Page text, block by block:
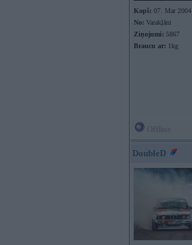
Kopš: 07. Mar 2004
No: Varakļāni
Ziņojumi: 5867
Braucu ar: 1kg
DoubleD